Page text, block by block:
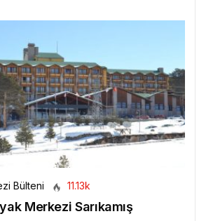
Bülteni 11.13k
Merkezi Sarıkamış